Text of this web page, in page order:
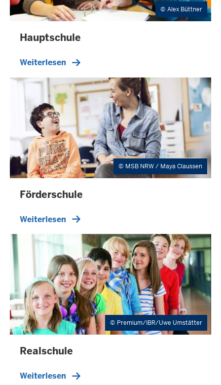
Alex Büttner
Hauptschule
Weiterlesen
MSB NRW / Maya Claussen
Förderschule
Weiterlesen
Premium/IBR/Uwe Umstätter
Realschule
Weiterlesen